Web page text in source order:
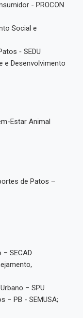
- PROCON
Social e
- SEDU
e Desenvolvimento
Estar Animal
de Patos –
SECAD
– SPU
– PB - SEMUSA;